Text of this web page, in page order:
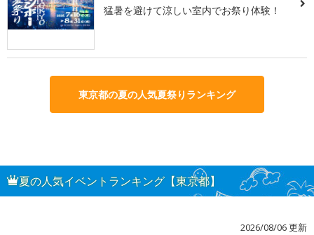
猛暑を避けて涼しい室内でお祭り体験！
東京都の夏の人気夏祭りランキング
夏の人気イベントランキング【東京都】
2026/08/06 更新